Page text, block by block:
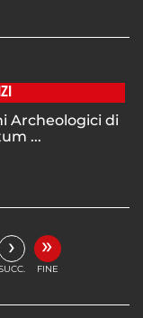
Archeologici di
...
› »
FINE